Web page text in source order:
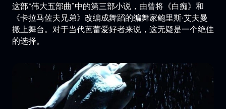
这部“伟大五部曲”中的第三部小说，由曾将《白痴》和
《卡拉马佐夫兄弟》改编成舞蹈的编舞家鲍里斯·艾夫曼
搬上舞台。对于当代芭蕾爱好者来说，这无疑是一个绝佳
的选择。